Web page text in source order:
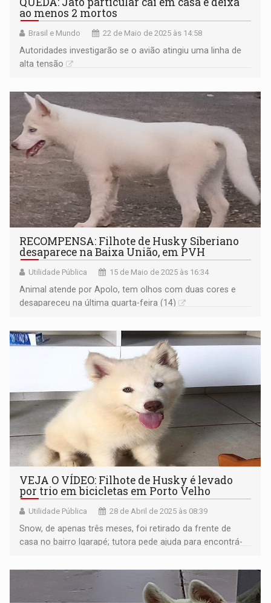
ao menos 2 mortos
Brasil e Mundo 22 de Maio de 2025 às 14:58
Autoridades investigarão se o avião atingiu uma linha de
alta tensão
RECOMPENSA: Filhote de Husky Siberiano
desaparece na Baixa União, em PVH
Utilidade Pública 15 de Maio de 2025 às 16:34
Animal atende por Apolo, tem olhos com duas cores e
desapareceu na última quarta-feira (14)
VEJA O VÍDEO: Filhote de Husky é levado
por trio em bicicletas em Porto Velho
Utilidade Pública 28 de Abril de 2025 às 08:39
Snow, de apenas três meses, foi retirado da frente de
casa no bairro Igarapé; tutora pede ajuda para encontrá-